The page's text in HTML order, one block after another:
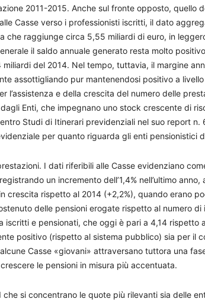
2011-2015. Anche sul fronte opposto, quello
Casse verso i professionisti iscritti, il dato
che raggiunge circa 5,55 miliardi di euro, in
il saldo annuale generato resta molto
del 2014. Nel tempo, tuttavia, il margine
assottigliando pur mantenendosi positivo a
l’assistenza e della crescita del numero delle
Enti, che impegnano uno stock crescente di
Studi di Itinerari previdenziali nel suo report n.
per quanto riguarda gli enti pensionistici
I dati riferibili alle Casse evidenziano
un incremento dell’1,4% nell’ultimo
crescita rispetto al 2014 (+2,2%), quando erano
delle pensioni erogate rispetto al numero di
e pensionati, che oggi è pari a 4,14 rispetto
positivo (rispetto al sistema pubblico) sia per il
Casse «giovani» attraversano tuttora una
le pensioni in misura più accentuata.
si concentrano le quote più rilevanti sia delle